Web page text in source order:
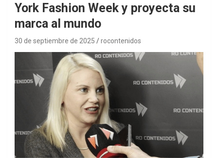
York Fashion Week y proyecta su
marca al mundo
30 de septiembre de 2025 rocontenidos